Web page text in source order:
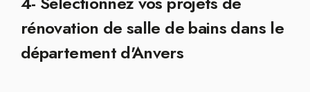
rénovation de salle de bains dans le
département d'Anvers